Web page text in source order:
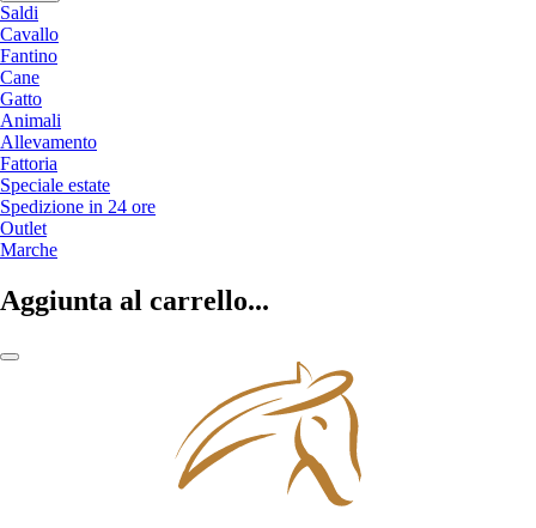
Saldi
Cavallo
Fantino
Cane
Gatto
Animali
Allevamento
Fattoria
Speciale estate
Spedizione in 24 ore
Outlet
Marche
Aggiunta al carrello...